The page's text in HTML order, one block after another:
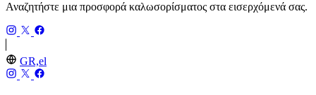
Αναζητήστε μια προσφορά καλωσορίσματος στα εισερχόμενά σας.
GR,el